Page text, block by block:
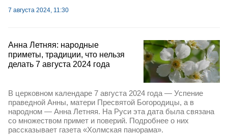
7 августа 2024, 11:30
Анна Летняя: народные
приметы, традиции, что нельзя
делать 7 августа 2024 года
В церковном календаре 7 августа 2024 года — Успение
праведной Анны, матери Пресвятой Богородицы, а в
народном — Анна Летняя. На Руси эта дата была связана
со множеством примет и поверий. Подробнее о них
рассказывает газета «Холмская панорама».